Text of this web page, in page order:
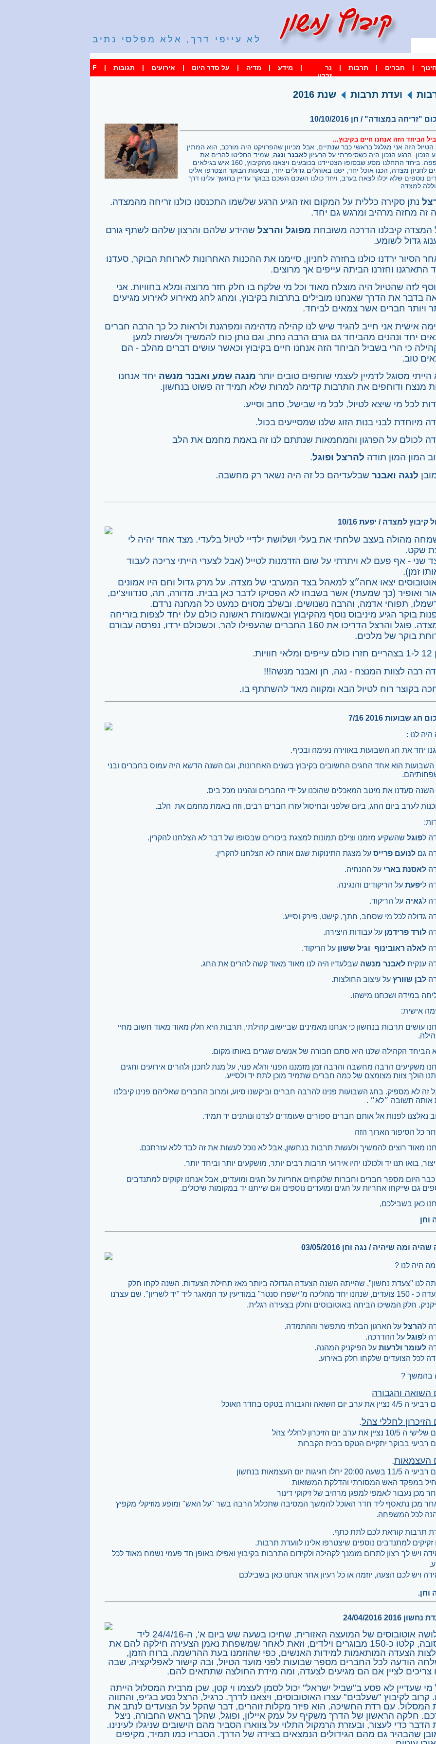
לא עייפי דרך, אלא מפלסי נתיב
חינוך | חברים | תרבות |
נר
זכרון
| מידע | מדיה | על סדר היום | אירועים | תגובות |
F
ועדת תרבות שנת 2016
"זריחה במצודה" / חן 10/10/2016
הביחד הזה אנחנו חיים בקיבוץ...
הזה אני מגלגל בראשי כבר שנתיים, אבל מכיוון שהפרויקט היה מורכב, הוא המתין
הנכון. הרגע הנכון היה כשסיפרתי על הרעיון לאבנר ונגה , שמיד החליטו להרים את
הכפפה. ביחד התחלנו מסע שבסופו הצטיידנו בכובעים ויצאנו מהקיבוץ, 160 איש בגילאים
לחניון מצדה, הכנו אוכל יחד, ישנו באוהלים גדולים יחד, ובשעות הבוקר הצטרפו אלינו
נוספים שלא יכלו לצאת בערב, ויחד כולנו השכם השכם בבוקר עדיין בחושך עלינו דרך
למצדה.
נתן סקירה כללית על המקום ואז הגיע הרגע שלשמו התכנסנו כולנו זריחה מהמצדה.
זה מחזה מרהיב ומרגש גם יחד.
המצדה קיבלנו הדרכה משובחת מפוגל והרצל שהידע שלהם והרצון שלהם לשתף גורם
גדול לשומע.
הסיור ירדנו כולנו בחזרה לחניון, סיימנו את ההכנות האחרונות לארוחת הבוקר, סעדנו
התארגנו וחזרנו הביתה עייפים אך מרוצים.
לזה שהטיול היה מוצלח מאוד וכל מי שלקח בו חלק חזר מרוצה ומלא בחוויות. אני
בדבר את הדרך שאנחנו מובילים בתרבות בקיבוץ, ומחג לחג מאירוע לאירוע מגיעים
ויותר חברים אשר צמאים לביחד.
אישית אני חייב להגיד שיש לנו קהילה מדהימה ומפרגנת ולראות כל כך הרבה חברים
יחד ונהנים מהביחד גם גורם הרבה נחת, וגם נותן כוח להמשיך ולעשות למען
כי הרי בשביל הביחד הזה אנחנו חיים בקיבוץ וכאשר עושים דברים מהלב - הם
טוב.
הייתי מסוגל לדמיין לעצמי שותפים טובים יותר מנגה שמע ואבנר מנשה יחד אנחנו
מנצח ודוחפים את התרבות קדימה למרות שלא תמיד זה פשוט בנחשון.
לכל מי שיצא לטיול, לכל מי שבישל, סחב וסייע.
מיוחדת לבני בנות הזוג שלנו שמסייעים בכול.
לכולם על הפרגון והמחמאות שנתתם לנו זה באמת מחמם את הלב
המון המון תודה להרצל ופוגל.
לנגה ואבנר שבלעדיהם כל זה היה נשאר רק מחשבה.
קיבוץ למצדה / יפעת 10/16
מהולה בעצב שלחתי את בעלי ושלושת ילדיי לטיול בלעדי. מצד אחד יהיה לי
שקט.
שני - אף פעם לא ויתרתי על שום הזדמנות לטייל (אבל לצערי הייתי צריכה לעבוד
זמן).
3 אוטובוסים יצאו אחה״צ למאהל בצד המערבי של מצדה. על מרק גדול וחם היו אמונים
ואופיר (כך שמעתי) אשר בשבחו לא הפסיקו לדבר כאן בבית. מדורה, תה, סנדוויצ‘ים,
תפוחי אדמה, והרבה נשנושים. ובשלב מסוים כמעט כל המחנה נרדם.
בוקר הגיע מיניבוס נוסף מהקיבוץ ובאשמורת ראשונה כולם עלו יחד לצפות בזריחה
ממצדה. פוגל והרצל הדריכו את 160 החברים שהעפילו להר. וכשכולם ירדו, נפרסה עבורם
בוקר של מלכים.
רבה לצוות המנצח - נגה, חן ואבנר מנשה!!!
בקוצר רוח לטיול הבא ומקווה מאד להשתתף בו.
חג שבועות 2016 7/16
לנו :
יחד את חג השבועות באווירה נעימה ובכיף.
השבועות הוא אחד החגים החשובים בקיבוץ בשנים האחרונות, וגם השנה הדשא היה עמוס בחברים ובני
השנה סעדנו את מיטב המאכלים שהוכנו על ידי החברים ונהנינו מכל ביס.
לערב ביום החג, ביום שלפני ובחיסול עזרו חברים רבים, וזה באמת מחמם את הלב.
לפוגל שהשקיע מזמנו וצילם תמונות למצגת ביכורים שבסופו של דבר לא הצלחנו להקרין.
גם לנועם פרייס על מצגת התינוקות שגם אותה לא הצלחנו להקרין.
לאסנת בארי על ההנחיה.
ליפעת על הריקודים והנגינה.
לגאיה על הריקוד.
גדולה לכל מי שסחב, חתך, קישט, פירק וסייע.
לורד פרידמן על עבודות היצירה.
לאלה ראובינוף וגיל ששון על הריקוד.
ענקית לאבנר מנשה שבלעדיו היה לנו מאוד מאוד קשה להרים את החג.
לבן שוורץ על עיצוב החולצות.
במידה ושכחנו מישהו.
אישית:
עושים תרבות בנחשון כי אנחנו מאמינים שביישוב קהילתי, תרבות היא חלק מאוד מאוד חשוב מחיי
הביחד הקהילה שלנו היא סתם חבורה של אנשים שגרים באותו מקום.
משקיעים הרבה מחשבה והרבה זמן מזמננו הפנוי והלא פנוי, על מנת לתכנן ולהרים אירועים וחגים
הולך צוות מצומצם של כמה חברים שתמיד מוכן לתת יד ולסייע.
זה לא מספיק. בחג השבועות פנינו להרבה חברים וביקשנו סיוע, ומרוב החברים שאליהם פנינו קיבלנו
אותה תשובה ״לא״ .
נאלצנו לפנות אל אותם חברים ספורים שעומדים לצדנו ונותנים יד תמיד.
כל הסיפור הארוך הזה
מאוד רוצים להמשיך ולעשות תרבות בנחשון, אבל לא נוכל לעשות את זה לבד ללא עזרתכם.
בואו תנו יד ולכולנו יהיו אירועי תרבות רבים יותר, מושקעים יותר וביחד יותר.
כבר היום מספר חברים וחברות שלוקחים אחריות על חגים ומועדים, אבל אנחנו זקוקים למתנדבים
גם שייקחו אחריות על חגים ומועדים נוספים וגם שייתנו יד במקומות שיכולים.
כאן בשבילכם,
וחן
ומה שיהיה / נגה וחן 03/05/2016
היה לנו ?
לנו "צעדת נחשון", שהייתה השנה הצעדה הגדולה ביותר מאז תחילת הצעדות. השנה לקחו חלק
בצעדה כ - 150 צועדים, שנהנו יחד מהליכה מ"ישפרו סנטר" במודיעין עד המאגר ליד "יד לשריון". שם עצרנו
חלק המשיכו הביתה באוטובוסים וחלק בצעידה רגלית.
להרצל על הארגון הבלתי מתפשר וההתמדה.
לפוגל על ההדרכה.
לעומר ולרעות על הפיקניק המהנה.
לכל הצועדים שלקחו חלק באירוע.
בהמשך ?
השואה והגבורה
נציין את ערב יום השואה והגבורה בטקס בחדר האוכל
הזיכרון לחללי צהל.
10/5 נציין את ערב יום הזיכרון לחללי צהל
רביעי בבוקר יתקיים הטקס בבית הקברות
העצמאות.
5 בשעה 20:00 יחלו חגיגות יום העצמאות בנחשון
במפקד האש המסורתי והדלקת המשואות
מכן נעבור לאמפי למפגן מרהיב של זיקוקי דינור
מכן נתאסף ליד חדר האוכל להמשך המסיבה שתכלול הרבה בשר "על האש" ומופע מוזיקלי מקפיץ
לכל המשפחה.
תרבות קוראת לכם לתת כתף.
זקיקים למתנדבים נוספים שיצטרפו אלינו לוועדת תרבות.
ויש לך רצון לתרום מזמנך לקהילה ולקידום התרבות בקיבוץ ואפילו באופן חד פעמי נשמח מאוד לכל
ויש לכם הצעה, יוזמה או כל רעיון אחר אנחנו כאן בשבילכם
וחן.
2016 24/04/2016
שלושה אוטובוסים של המועצה האזורית, שחיכו בשעה שש ביום א‘, ה-24/4/16 ליד
הסובה, קלטו כ-150 מבוגרים וילדים, וזאת לאחר שמשפחת נאמן הצעירה חילקה להם את
הצעדה המותאמות למידות האנשים, כפי שהוזמנו בעת ההרשמה. ברוח הזמן,
הודעה לכל החברים מספר שבועות לפני מועד הטיול, ובה קישור לאפליקציה, שבה
צריכים לציין אם הם מגיעים לצעדה, ומה מידת החולצה שתתאים להם.
מי שעדיין לא פסע ב"שביל ישראל" יכול לסמן לעצמו וי קטן, שכן מרבית המסלול הייתה
קרוב לקיבוץ "שעלבים" עצרו האוטובוסים, ויצאנו לדרך. כרגיל, הרצל נסע בג‘יפ, והתווה
המסלול. עם רדת החשיכה, הוא פיזר מקלות זוהרים, דבר שהקל על הצועדים לנתב את
חלקה הראשון של הדרך משקיף על עמק איילון, ופוגל, שהלך בראש החבורה, ניצל
הדבר כדי לעצור, ובעזרת הרמקול התלוי על צווארו הסביר מהם הישובים שניגלו לעינינו.
שהבהיר גם מהם הגידולים הנמצאים בצידה של הדרך. הסבריו כמו תמיד, מקיפים